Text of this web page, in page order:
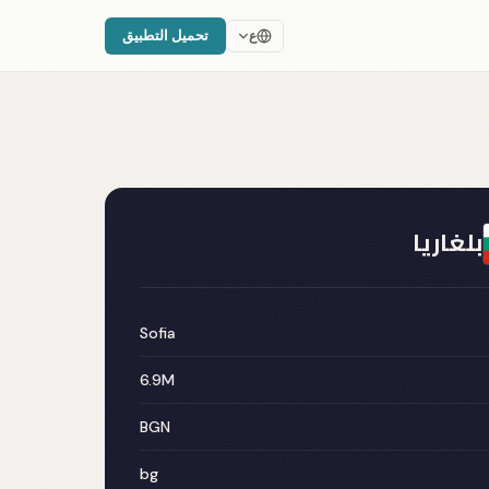
ع تحميل التطبيق
بلغاريا
Sofia
6.9M
BGN
bg